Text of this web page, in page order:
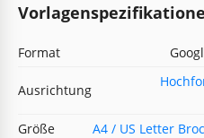
Format
Ausrichtung
Größe
A4 / US Letter